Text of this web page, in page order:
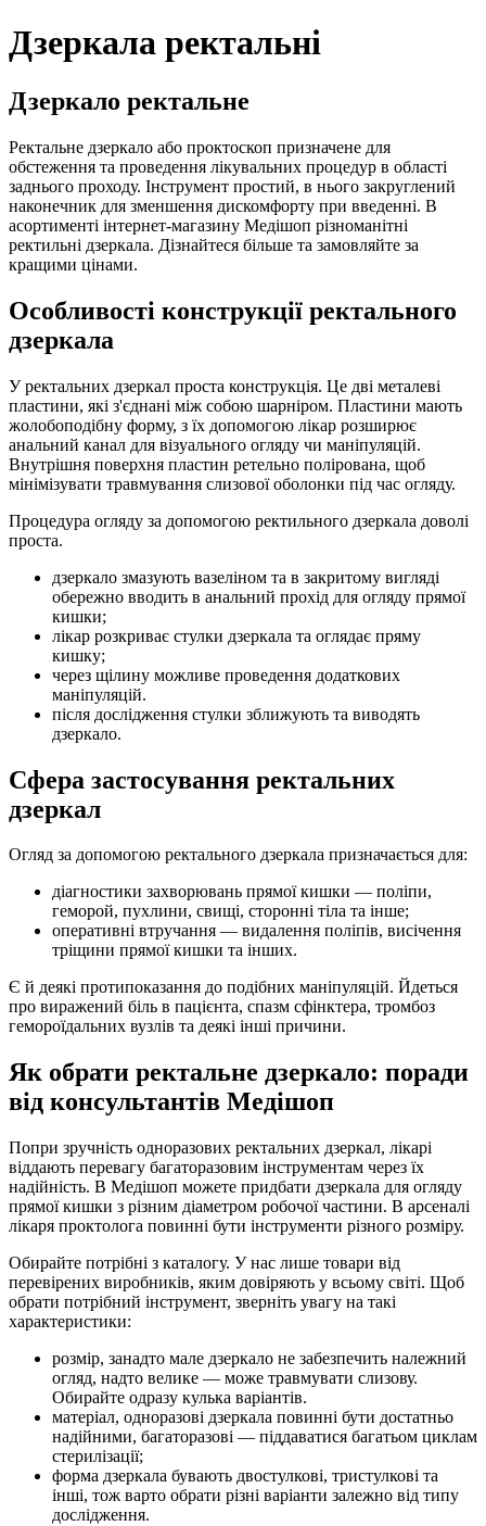
Дзеркала ректальні
Дзеркало ректальне
Ректальне дзеркало або проктоскоп призначене для
обстеження та проведення лікувальних процедур в області
заднього проходу. Інструмент простий, в нього закруглений
наконечник для зменшення дискомфорту при введенні. В
асортименті інтернет-магазину Медішоп різноманітні
ректильні дзеркала. Дізнайтеся більше та замовляйте за
кращими цінами.
Особливості конструкції ректального
дзеркала
У ректальних дзеркал проста конструкція. Це дві металеві
пластини, які з'єднані між собою шарніром. Пластини мають
жолобоподібну форму, з їх допомогою лікар розширює
анальний канал для візуального огляду чи маніпуляцій.
Внутрішня поверхня пластин ретельно полірована, щоб
мінімізувати травмування слизової оболонки під час огляду.
Процедура огляду за допомогою ректильного дзеркала доволі
проста.
дзеркало змазують вазеліном та в закритому вигляді
обережно вводить в анальний прохід для огляду прямої
кишки;
лікар розкриває стулки дзеркала та оглядає пряму
кишку;
через щілину можливе проведення додаткових
маніпуляцій.
після дослідження стулки зближують та виводять
дзеркало.
Сфера застосування ректальних
дзеркал
Огляд за допомогою ректального дзеркала призначається для:
діагностики захворювань прямої кишки — поліпи,
геморой, пухлини, свищі, сторонні тіла та інше;
оперативні втручання — видалення поліпів, висічення
тріщини прямої кишки та інших.
Є й деякі протипоказання до подібних маніпуляцій. Йдеться
про виражений біль в пацієнта, спазм сфінктера, тромбоз
гемороїдальних вузлів та деякі інші причини.
Як обрати ректальне дзеркало: поради
від консультантів Медішоп
Попри зручність одноразових ректальних дзеркал, лікарі
віддають перевагу багаторазовим інструментам через їх
надійність. В Медішоп можете придбати дзеркала для огляду
прямої кишки з різним діаметром робочої частини. В арсеналі
лікаря проктолога повинні бути інструменти різного розміру.
Обирайте потрібні з каталогу. У нас лише товари від
перевірених виробників, яким довіряють у всьому світі. Щоб
обрати потрібний інструмент, зверніть увагу на такі
характеристики:
розмір, занадто мале дзеркало не забезпечить належний
огляд, надто велике — може травмувати слизову.
Обирайте одразу кулька варіантів.
матеріал, одноразові дзеркала повинні бути достатньо
надійними, багаторазові — піддаватися багатьом циклам
стерилізації;
форма дзеркала бувають двостулкові, тристулкові та
інші, тож варто обрати різні варіанти залежно від типу
дослідження.